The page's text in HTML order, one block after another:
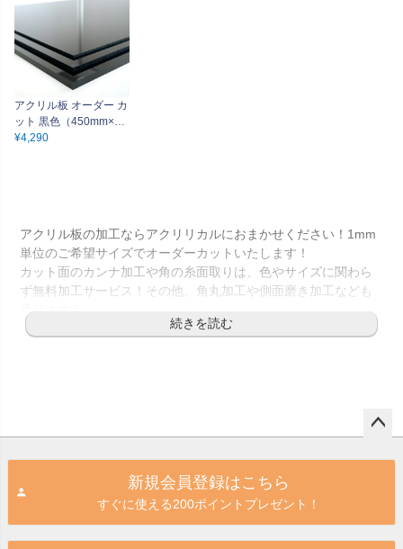
ナ＆糸面取り無料サー
ビス アクリルボード ク
リア
アクリル板 オーダー カ
ット 黒色（450mm×30
0mm以内 1mm単位で
¥4,290
アクリル板の加工ならアクリリカルにおまかせください！1mm
単位のご希望サイズでオーダーカットいたします！
カット面のカンナ加工や角の糸面取りは、色やサイズに関わら
ず無料加工サービス！その他、角丸加工や側面磨き加工なども
承ります！
透明アクリルは、5種類の板厚からお選びいただけます（1mm、
セミオーダー（半規格）だったら額縁やポスターフレーム
用の透明板にしっかりハマるかも？
特注サイズでパーテーションを作りたい！
探している。
新規会員登録はこちら
すぐに使える200ポイントプレゼント！